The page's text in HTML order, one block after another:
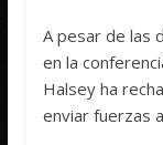
A pesar de las
en la
Halsey ha
enviar fuerzas